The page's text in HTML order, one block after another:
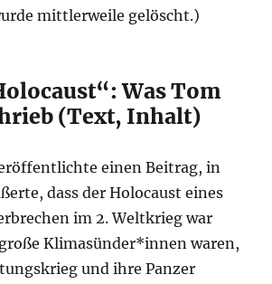
mittlerweile gelöscht.)
Was Tom
(Text, Inhalt)
einen Beitrag, in
dass der Holocaust eines
im 2. Weltkrieg war
Klimasünder*innen waren,
und ihre Panzer